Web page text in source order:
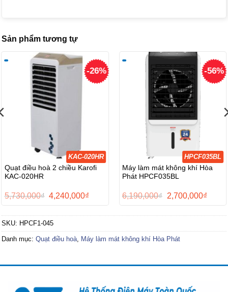
Sản phẩm tương tự
-26%
KAC-020HR
Quạt điều hoà 2 chiều Karofi
KAC-020HR
5,730,000₫ Giá
5,730,000₫.
4,240,000₫
là:
-56%
HPCF035BL
Máy làm mát không khí Hòa
Phát HPCF035BL
6,190,000₫
Giá
6,190,000₫.
2,700,000₫Giá
là:
SKU: HPCF1-045
Danh mục: Quạt điều hoà, Máy làm mát không khí Hòa Phát